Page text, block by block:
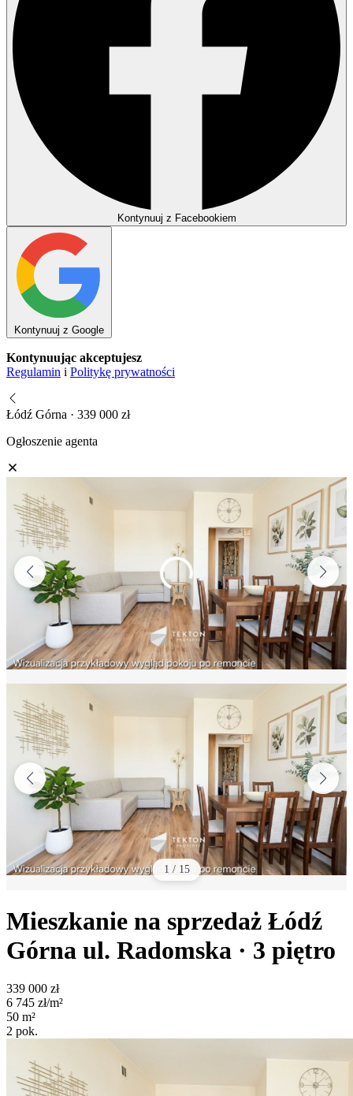
Kontynuuj z Facebookiem
Kontynuuj z Google
Kontynuując akceptujesz
Regulamin i Politykę prywatności
Łódź Górna · 339 000 zł
Ogłoszenie agenta
1 / 15
Mieszkanie na sprzedaż Łódź
Górna ul. Radomska · 3 piętro
339 000 zł
6 745 zł/m²
50 m²
2 pok.